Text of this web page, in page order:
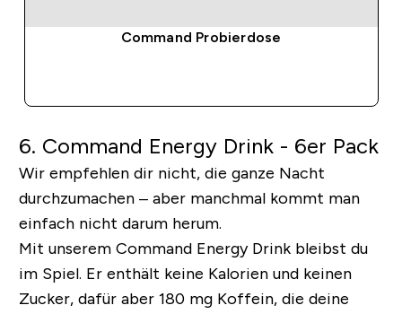
Command Probierdose
6. Command Energy Drink - 6er Pack
Wir empfehlen dir nicht, die ganze Nacht
durchzumachen – aber manchmal kommt man
einfach nicht darum herum.
Mit unserem Command Energy Drink bleibst du
im Spiel. Er enthält keine Kalorien und keinen
Zucker, dafür aber 180 mg Koffein, die deine